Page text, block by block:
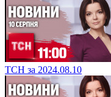
ТСН за 2024.08.10